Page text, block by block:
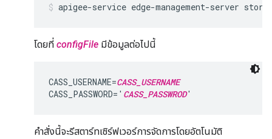
apigee-service edge-management-server
โดยที่ configFile มีข้อมูลต่อไปนี้
CASS_USERNAME=CASS_USERNAME
CASS_PASSWORD=' CASS_PASSWROD'
คำสั่งนี้จะรีสตาร์ทเซิร์ฟเวอร์การจัดการโดยอัตโนมัติ